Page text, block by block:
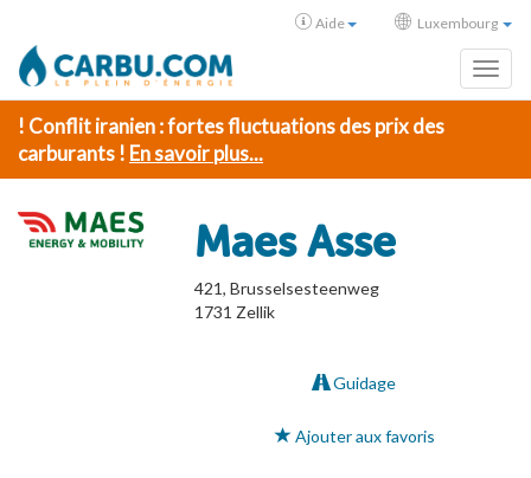
Aide Luxembourg
! Conflit iranien : fortes fluctuations des prix des
carburants ! En savoir plus...
Maes Asse
421, Brusselsesteenweg
1731 Zellik
Guidage
Ajouter aux favoris